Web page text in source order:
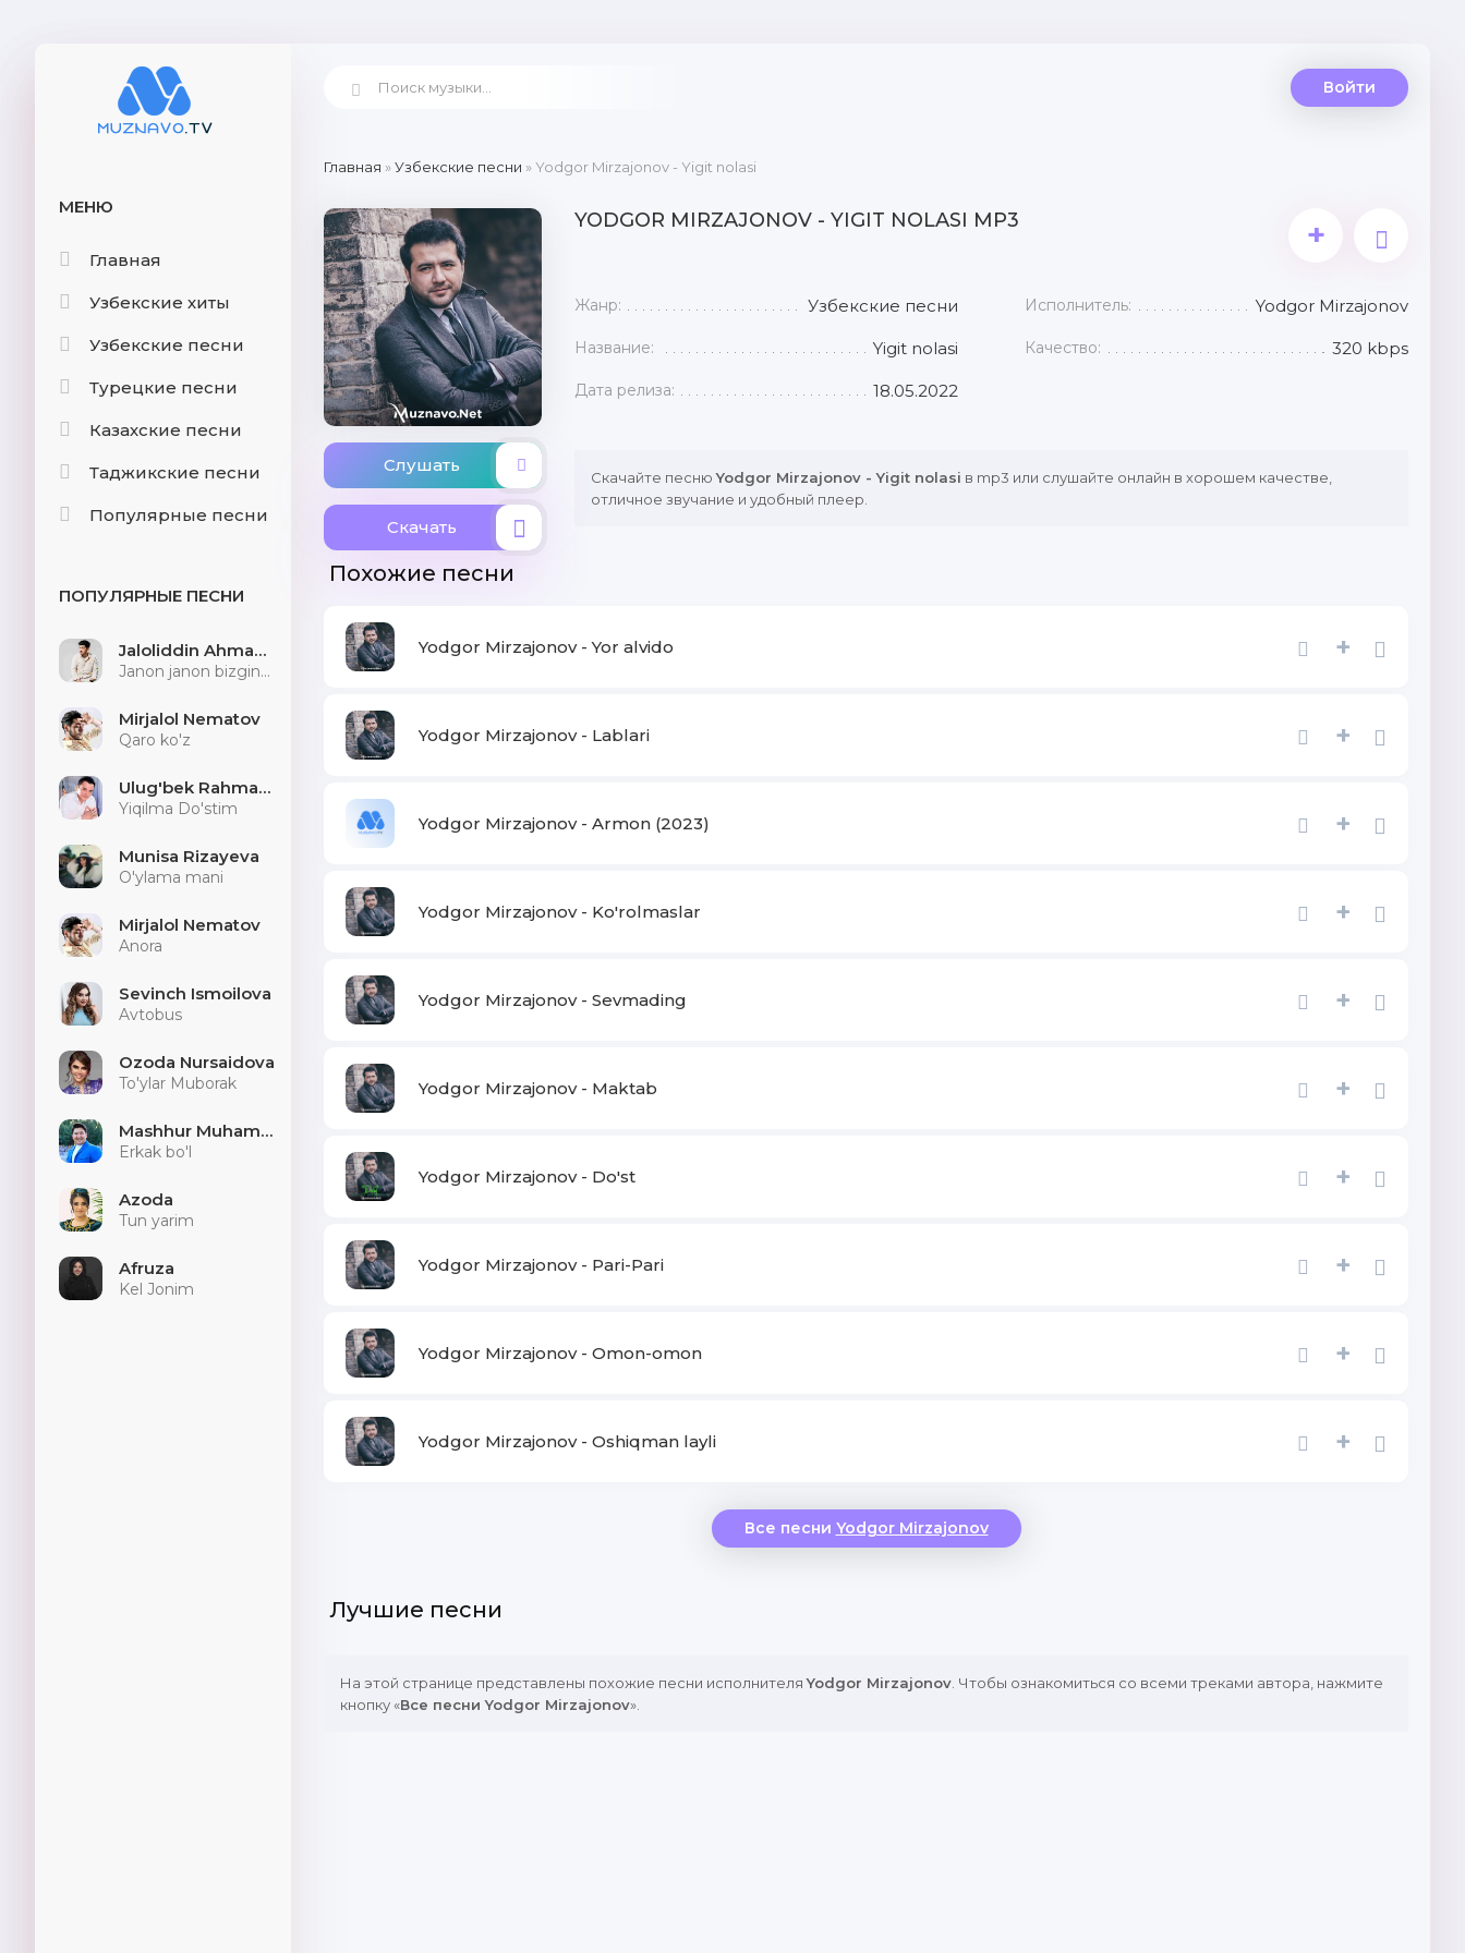
МЕНЮ
Главная
Узбекские хиты
Узбекские песни
Турецкие песни
Казахские песни
Таджикские песни
Популярные песни
ПОПУЛЯРНЫЕ ПЕСНИ
Jaloliddin Ahmadaliyev
Janon janon bizginani sog'indilarmu
Mirjalol Nematov
Qaro ko'z
Ulug'bek Rahmatullayev
Yiqilma Do'stim
Munisa Rizayeva
O'ylama mani
Mirjalol Nematov
Anora
Sevinch Ismoilova
Avtobus
Ozoda Nursaidova
To'ylar Muborak
Mashhur Muhammad
Erkak bo'l
Azoda
Tun yarim
Afruza
Kel Jonim
Войти
Главная »Узбекские песни » Yodgor Mirzajonov - Yigit nolasi
Слушать
Скачать
YODGOR MIRZAJONOV - YIGIT NOLASI MP3 +
Жанр: Узбекские песни Исполнитель: Yodgor Mirzajonov
Название: Yigit nolasi Качество: 320 kbps
Дата релиза: 18.05.2022
Скачайте песнюYodgor Mirzajonov - Yigit nolasi в mp3 или слушайте онлайн в хорошем качестве,
отличное звучание и удобный плеер.
Похожие песни
Yodgor Mirzajonov - Yor alvido +
Yodgor Mirzajonov - Lablari +
Yodgor Mirzajonov - Armon (2023) +
Yodgor Mirzajonov - Ko'rolmaslar +
Yodgor Mirzajonov - Sevmading +
Yodgor Mirzajonov - Maktab +
Yodgor Mirzajonov - Do'st +
Yodgor Mirzajonov - Pari-Pari +
Yodgor Mirzajonov - Omon-omon +
Yodgor Mirzajonov - Oshiqman layli +
Все песни Yodgor Mirzajonov
Лучшие песни
На этой странице представлены похожие песни исполнителяYodgor Mirzajonov . Чтобы ознакомиться со всеми треками автора, нажмите
кнопку «Все песни Yodgor Mirzajonov».